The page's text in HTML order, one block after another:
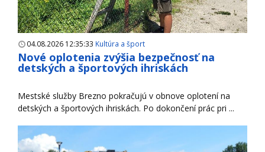
04.08.2026 12:35:33 Kultúra a šport
Nové oplotenia zvýšia bezpečnosť na
detských a športových ihriskách
Mestské služby Brezno pokračujú v obnove oplotení na
detských a športových ihriskách. Po dokončení prác pri ...